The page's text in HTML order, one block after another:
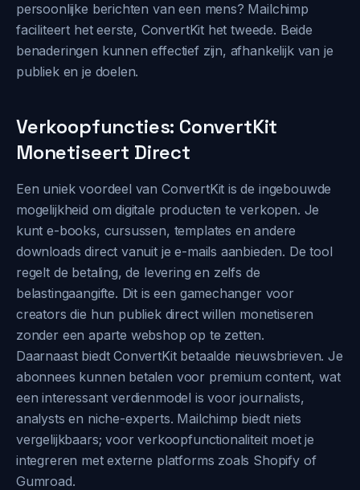
persoonlijke berichten van een mens? Mailchimp
faciliteert het eerste, ConvertKit het tweede. Beide
benaderingen kunnen effectief zijn, afhankelijk van je
publiek en je doelen.
Verkoopfuncties: ConvertKit
Monetiseert Direct
Een uniek voordeel van ConvertKit is de ingebouwde
mogelijkheid om digitale producten te verkopen. Je
kunt e-books, cursussen, templates en andere
downloads direct vanuit je e-mails aanbieden. De tool
regelt de betaling, de levering en zelfs de
belastingaangifte. Dit is een gamechanger voor
creators die hun publiek direct willen monetiseren
zonder een aparte webshop op te zetten.
Daarnaast biedt ConvertKit betaalde nieuwsbrieven. Je
abonnees kunnen betalen voor premium content, wat
een interessant verdienmodel is voor journalists,
analysts en niche-experts. Mailchimp biedt niets
vergelijkbaars; voor verkoopfunctionaliteit moet je
integreren met externe platforms zoals Shopify of
Gumroad.